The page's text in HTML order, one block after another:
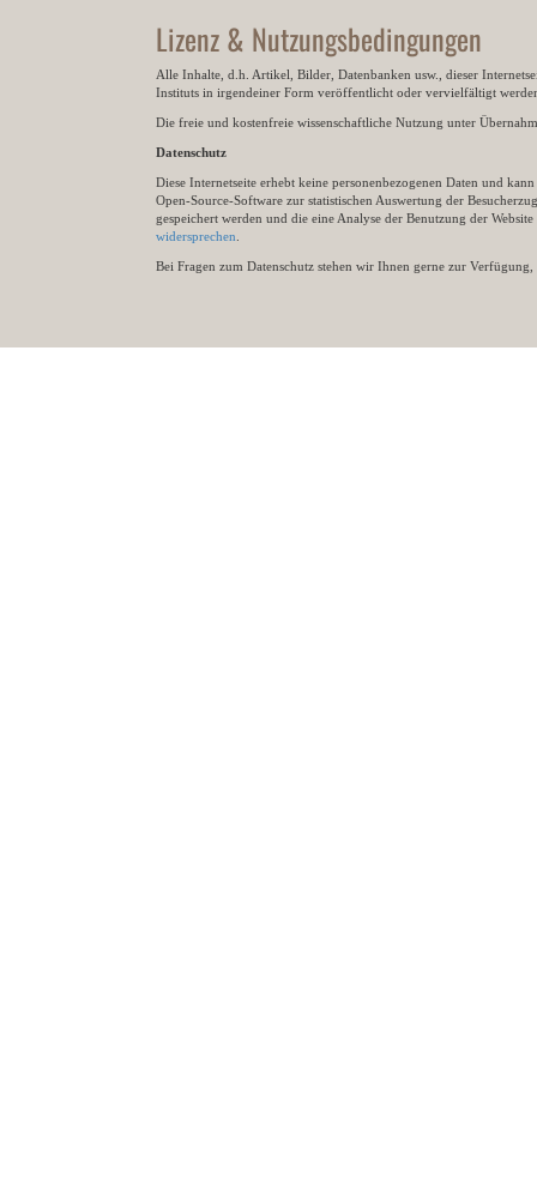
Lizenz & Nutzungsbedingungen
Alle Inhalte, d.h. Artikel, Bilder, Datenbanken usw., dieser
Instituts in irgendeiner Form veröffentlicht oder vervielfältigt
Die freie und kostenfreie wissenschaftliche Nutzung unter
Datenschutz
Diese Internetseite erhebt keine personenbezogenen Daten und
Open-Source-Software zur statistischen Auswertung der
gespeichert werden und die eine Analyse der Benutzung der
widersprechen
Bei Fragen zum Datenschutz stehen wir Ihnen gerne zur